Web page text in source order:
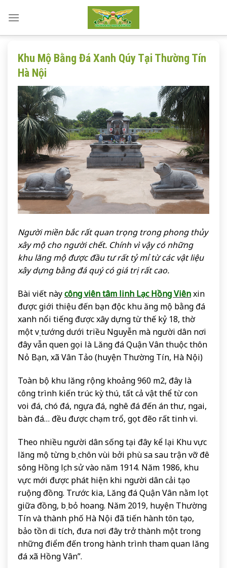
Khu Mộ Bằng Đá Xanh Qúy Tại Thường Tín
Hà Nội
Người miền bắc rất quan trọng trong phong thủy
xây mộ cho người chết. Chính vì vậy có những
khu lăng mộ được đầu tư rất tỷ mỉ từ các vật liệu
xây dựng bằng đá quý có giá trị rất cao.
Bài viết nàycông viên tâm linh Lạc Hồng Viênxin
được giới thiệu đến bạn độc khu ăng mộ bằng đá
xanh nổi tiếng được xây dựng từ thế kỷ 18, thờ
một vị tướng dưới triều Nguyễn mà người dân nơi
đây vẫn quen gọi là Lăng đá Quận Vân thuộc thôn
Nỏ Bạn, xã Vân Tảo (huyện Thường Tín, Hà Nội)
Toàn bộ khu lăng rộng khoảng 960 m2, đây là
công trình kiến trúc kỳ thú, tất cả vật thể từ con
voi đá, chó đá, ngựa đá, nghê đá đến án thư, ngai,
bàn đá… đều được chạm trổ, gọt đẽo rất tinh vi.
Theo nhiều người dân sống tại đây kể lại Khu vực
lăng mộ từng bị chôn vùi bởi phù sa sau trận vỡ đê
sông Hồng lịch sử vào năm 1914. Năm 1986, khu
vực mới được phát hiện khi người dân cải tạo
ruộng đồng. Trước kia, Lăng đá Quận Vân nằm lọt
giữa đồng, bị bỏ hoang. Năm 2019, huyện Thường
Tín và thành phố Hà Nội đã tiến hành tôn tạo,
bảo tồn di tích, đưa nơi đây trở thành một trong
những điểm đến trong hành trình tham quan lăng
đá xã Hồng Vân”.